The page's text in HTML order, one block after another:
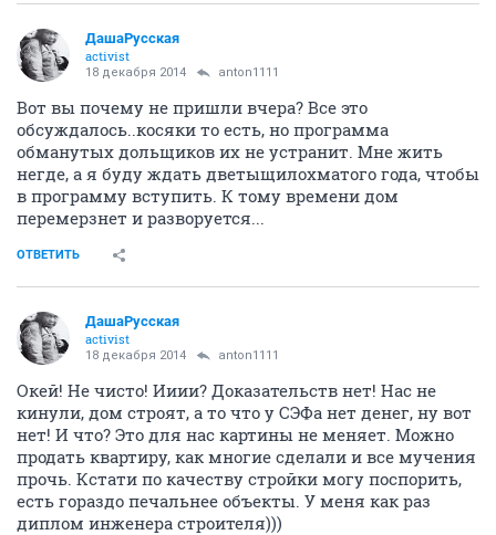
ДашаРусская
activist
18 декабря 2014 anton1111
Вот вы почему не пришли вчера? Все это
обсуждалось..косяки то есть, но программа
обманутых дольщиков их не устранит. Мне жить
негде, а я буду ждать дветыщилохматого года, чтобы
в программу вступить. К тому времени дом
перемерзнет и разворуется...
ОТВЕТИТЬ
ДашаРусская
activist
18 декабря 2014 anton1111
Окей! Не чисто! Ииии? Доказательств нет! Нас не
кинули, дом строят, а то что у СЭФа нет денег, ну вот
нет! И что? Это для нас картины не меняет. Можно
продать квартиру, как многие сделали и все мучения
прочь. Кстати по качеству стройки могу поспорить,
есть гораздо печальнее объекты. У меня как раз
диплом инженера строителя)))